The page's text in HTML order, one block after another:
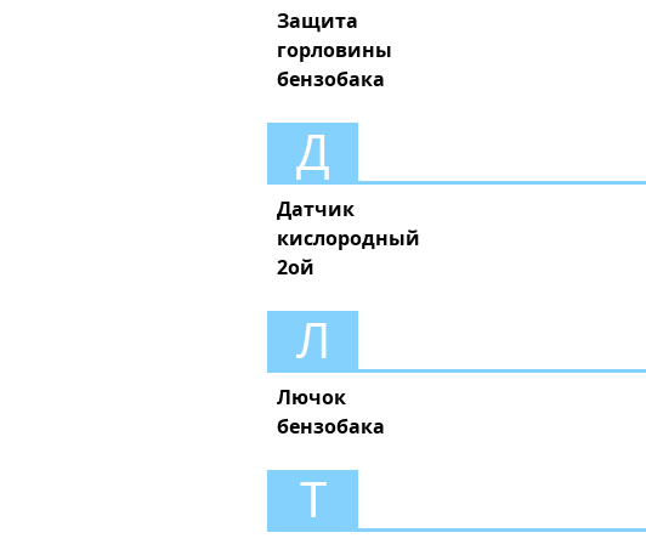
Защита
горловины
бензобака
Д
Датчик
кислородный
2ой
Л
Лючок
бензобака
Т